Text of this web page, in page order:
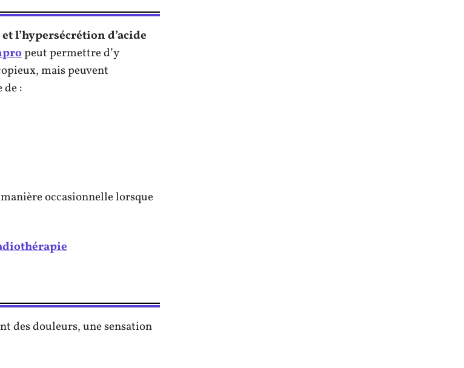
l’hypersécrétion d’acide
peut permettre d’y
mais peuvent
de :
occasionnelle lorsque
des douleurs, une sensation